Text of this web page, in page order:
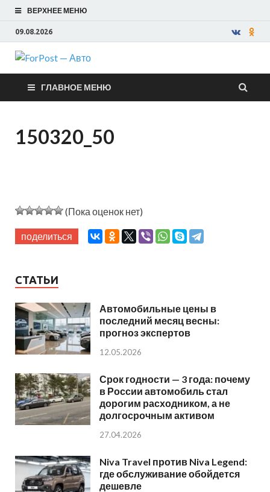
ВЕРХНЕЕ МЕНЮ
09.08.2026
ForPost —
Авто
ГЛАВНОЕ МЕНЮ
150320_50
(Пока оценок нет)
поделиться
СТАТЬИ
Автомобильные цены в
последний месяц весны:
прогноз экспертов
12.05.2026
Срок годности — 3 года: почему
в России автомобиль стал
дорогим расходником, а не
долгосрочным активом
27.04.2026
Niva Travel против Niva Legend:
где обслуживание обойдется
дешевле